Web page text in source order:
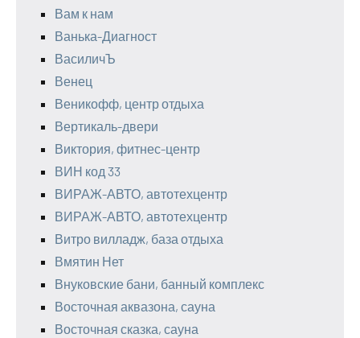
Вам к нам
Ванька-Диагност
ВасиличЪ
Венец
Веникофф, центр отдыха
Вертикаль-двери
Виктория, фитнес-центр
ВИН код 33
ВИРАЖ-АВТО, автотехцентр
ВИРАЖ-АВТО, автотехцентр
Витро вилладж, база отдыха
Вмятин Нет
Внуковские бани, банный комплекс
Восточная аквазона, сауна
Восточная сказка, сауна